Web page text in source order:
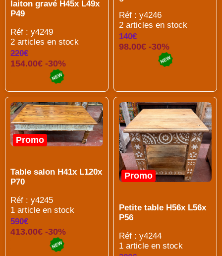
laiton gravé H45x L49x
P49
Réf : y4249
2 articles en stock
220€
154.00€ -30%
Réf : y4246
2 articles en stock
140€
98.00€ -30%
Promo
Table salon H41x L120x
P70
Réf : y4245
1 article en stock
590€
413.00€ -30%
Promo
Petite table H56x L56x
P56
Réf : y4244
1 article en stock